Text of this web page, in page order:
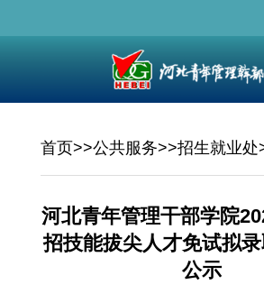
首页>>公共服务>>招生就业处
河北青年管理干部学院
招技能拔尖人才免试拟
公示